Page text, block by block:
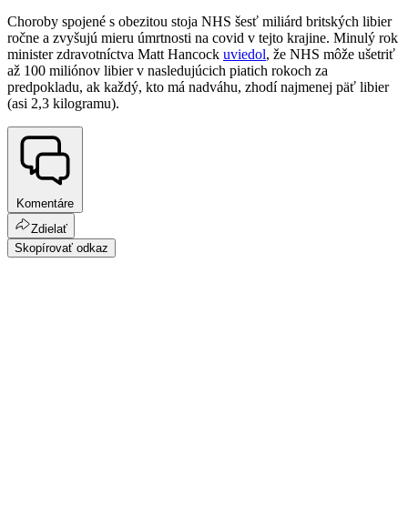
Choroby spojené s obezitou stoja NHS šesť miliárd britských libier
ročne a zvyšujú mieru úmrtnosti na covid v tejto krajine. Minulý rok
minister zdravotníctva Matt Hancock uviedol, že NHS môže ušetriť
až 100 miliónov libier v nasledujúcich piatich rokoch za
predpokladu, ak každý, kto má nadváhu, zhodí najmenej päť libier
(asi 2,3 kilogramu).
Komentáre
Zdielať
Skopírovať odkaz